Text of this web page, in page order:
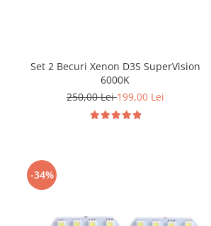
Set 2 Becuri Xenon D3S SuperVision
6000K
250,00 Lei199,00 Lei
-34%